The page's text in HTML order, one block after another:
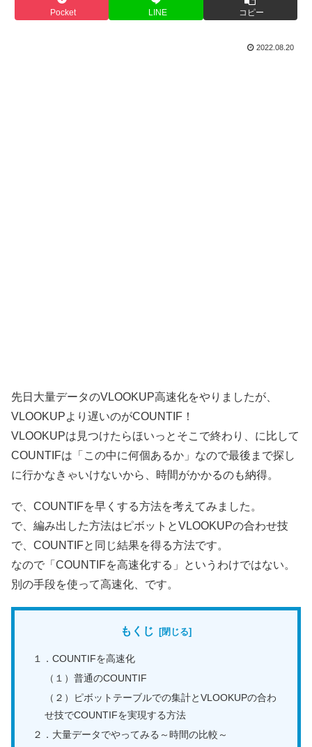
Pocket LINE コピー
2022.08.20
先日大量データのVLOOKUP高速化をやりましたが、
VLOOKUPより遅いのがCOUNTIF！
VLOOKUPは見つけたらほいっとそこで終わり、に比して
COUNTIFは「この中に何個あるか」なので最後まで探し
に行かなきゃいけないから、時間がかかるのも納得。
で、COUNTIFを早くする方法を考えてみました。
で、編み出した方法はピボットとVLOOKUPの合わせ技
で、COUNTIFと同じ結果を得る方法です。
なので「COUNTIFを高速化する」というわけではない。
別の手段を使って高速化、です。
もくじ
１．COUNTIFを高速化
（１）普通のCOUNTIF
（２）ピボットテーブルでの集計とVLOOKUPの合わ
せ技でCOUNTIFを実現する方法
２．大量データでやってみる～時間の比較～